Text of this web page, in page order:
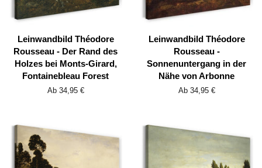
Leinwandbild Théodore
Rousseau - Der Rand des
Holzes bei Monts-Girard,
Fontainebleau Forest
Ab 34,95 €
Leinwandbild Théodore
Rousseau -
Sonnenuntergang in der
Nähe von Arbonne
Ab 34,95 €